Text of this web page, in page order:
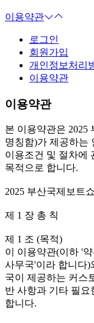
이용약관
로그인
회원가입
개인정보처리
이용약관
이용약관
본 이용약관은 2025
명칭함)가 제공하는
이용조건 및 절차에
목적으로 합니다.
2025 부산국제보트쇼
제 1 장 총 칙
제 1 조 (목적)
이 이용약관(이하 '
사무국'이라 합니다)
국이 제공하는 커스
반 사항과 기타 필
합니다.